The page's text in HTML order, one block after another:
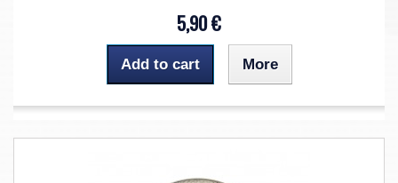
5,90 €
Add to cart More